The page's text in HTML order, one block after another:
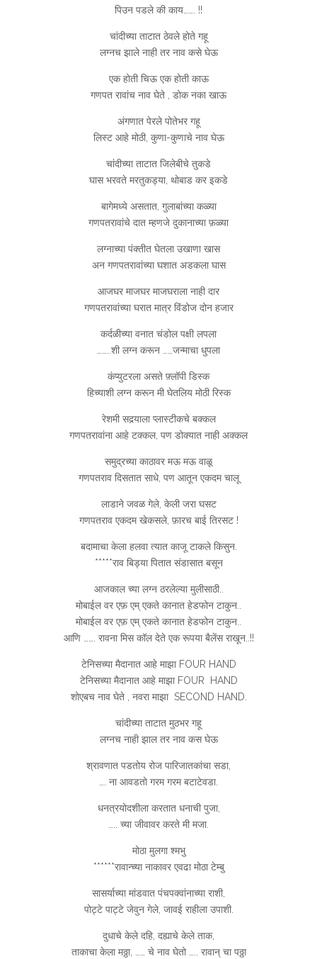
पिउन पडले की काय……. !!
चांदीच्या ताटात ठेवले होते गहू
लग्नच झाले नाही तर नाव कसे घेऊ
एक होती चिऊ एक होती काऊ
गणपत रावांच नाव घेते , डोक नका खाऊ
अंगणात पेरले पोतेभर गहू
लिस्ट आहे मोठी, कुणा-कुणाचे नाव घेऊ
चांदीच्या ताटात जिलेबीचे तुकडे
घास भरवते मरतुकड्या, थोबाड कर इकडे
बागेमध्ये असतात, गुलाबांच्या कळ्या
गणपतरावांचे दात म्हणजे दुकानाच्या फ़ळ्या
लग्नाच्या पंक्तीत घेतला उखाणा खास
अन गणपतरावांच्या घशात अडकला घास
आजघर माजघर माजघराला नाही दार
गणपतरावांच्या घरात मात्र विंडोज दोन हजार
कर्दळीच्या वनात चंडोल पक्षी लपला
……..शी लग्न करून ……जन्माचा धुपला
कंप्युटरला असते फ़्लॉपी डिस्क
हिच्याशी लग्न करून मी घेतलिय मोठी रिस्क
रेशमी सदर्‍याला प्लास्टीकचे बक्कल
गणपतरावांना आहे टक्कल, पण डोक्यात नाही अक्कल
समुद्रच्या काठावर मऊ मऊ वाळू
गणपतराव दिसतात साधे, पण आतून एकदम चालू
लाडाने जवळ गेले, केली जरा घसट
गणपतराव एकदम खेकसले, फ़ारच बाई तिरसट !
बदामाचा केला हलवा त्यात काजू टाकले किसुन.
*****राव बिड्या पितात संडासात बसून
आजकाल च्या लग्न ठरलेल्या मुलीसाठी..
मोबाईल वर एफ़ एम् एकते कानात हेडफोन टाकुन..
मोबाईल वर एफ़ एम् एकते कानात हेडफोन टाकुन..
आणि ……. रावना मिस कॉल देते एक रूपया बैलेंस राखून..!!
टेनिसच्या मैदानात आहे माझा FOUR HAND
टेनिसच्या मैदानात आहे माझा FOUR HAND
शोएबच नाव घेते , नवरा माझा SECOND HAND.
चांदीच्या ताटात मुठभर गहू
लग्नच नाही झाल तर नाव कस घेऊ
श्रावणात पडतोय रोज पारिजातकांचा सडा,
…. ना आवडतो गरम गरम बटाटेवडा.
धनत्रयोदशीला करतात धनाची पुजा,
….. च्या जीवावर करते मी मजा.
मोठा मुलगा श्मभु
******रावान्च्या नाकावर एवढा मोठा टेम्बु
सासर्याच्या मांडवात पंचपक्वांनाच्या राशी,
पोट्टे पाट्टे जेवुन गेले, जावई राहीला उपाशी.
दुधाचे केले दहि, दह्याचे केले ताक,
ताकाचा केला मठ्ठा, …… चे नाव घेतो ….. रावान् चा पठ्ठा